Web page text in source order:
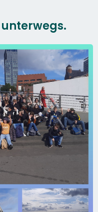
unterwegs.